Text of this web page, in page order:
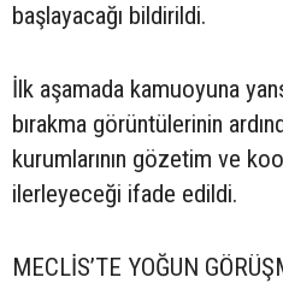
başlayacağı bildirildi.
İlk aşamada kamuoyuna
bırakma görüntülerinin
kurumlarının gözetim ve
ilerleyeceği ifade edildi.
MECLİS’TE YOĞUN